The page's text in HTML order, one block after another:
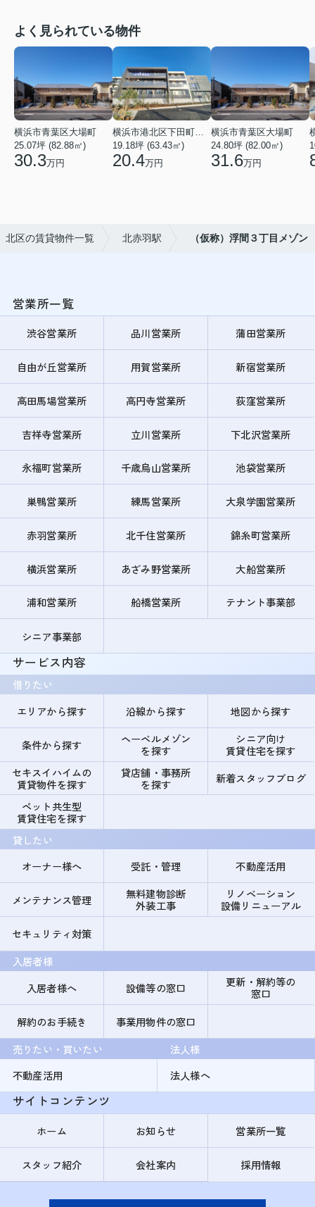
よく見られている物件
横浜市青葉区大場町
25.07坪 (82.88㎡)
30.3万円
19.18坪 (63.43㎡)
20.4万円
横浜市青葉区大場町
24.80坪 (82.00㎡)
31.6万円
北区の賃貸物件一覧 北赤羽駅 （仮称）浮間３丁目メゾン
営業所一覧
渋谷営業所 品川営業所 蒲田営業所
自由が丘営業所 用賀営業所 新宿営業所
高田馬場営業所 高円寺営業所 荻窪営業所
吉祥寺営業所 立川営業所 下北沢営業所
永福町営業所 千歳烏山営業所 池袋営業所
巣鴨営業所 練馬営業所 大泉学園営業所
赤羽営業所 北千住営業所 錦糸町営業所
横浜営業所 あざみ野営業所 大船営業所
浦和営業所 船橋営業所 テナント事業部
シニア事業部
サービス内容
借りたい
エリアから探す
沿線から探す 地図から探す
条件から探す
ヘーベルメゾン
を探す
シニア向け
賃貸住宅を探す
セキスイハイムの
賃貸物件を探す
貸店舗・事務所
を探す
新着スタッフブログ
ペット共生型
賃貸住宅を探す
貸したい
オーナー様へ
受託・管理 不動産活用
メンテナンス管理
無料建物診断
外装工事
リノベーション
設備リニューアル
セキュリティ対策
入居者様
入居者様へ
設備等の窓口
更新・解約等の
窓口
解約のお手続き
事業用物件の窓口
売りたい・買いたい
不動産活用
法人様
法人様へ
サイトコンテンツ
ホーム お知らせ 営業所一覧
スタッフ紹介 会社案内 採用情報